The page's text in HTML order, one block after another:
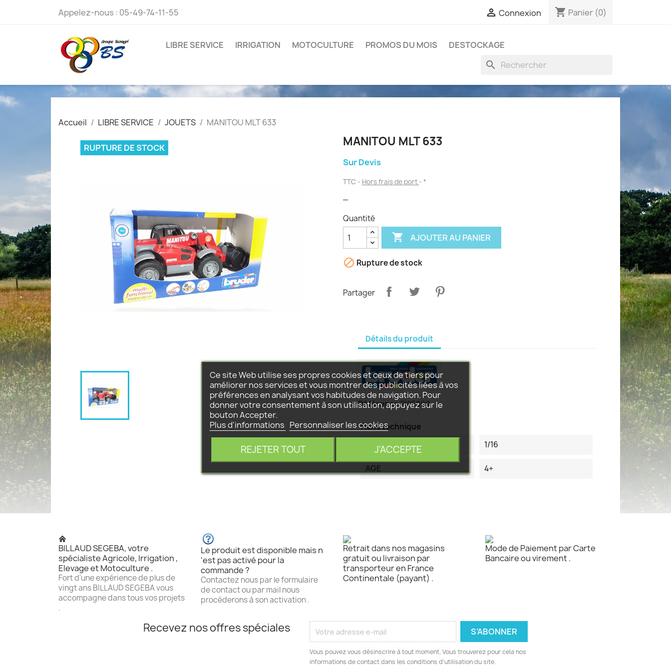
Appelez-nous : 05-49-74-11-55  Connexion shopping_cart Panier (0)
LIBRE SERVICE IRRIGATION MOTOCULTURE PROMOS DU MOIS DESTOCKAGE
search
Accueil LIBRE SERVICE JOUETS MANITOU MLT 633
RUPTURE DE STOCK MANITOU MLT 633
Sur Devis
TTC Hors frais de port *
Quantité
 AJOUTER AU PANIER
 Rupture de stock
Partager
Détails du produit
RéférenceP|85899
Fiche technique
ECHELLE
1/16
AGE 4+
BILLAUD SEGEBA, votre
spécialiste Agricole, Irrigation ,
Elevage et Motoculture .
Fort d'une expérience de plus de
vingt ans BILLAUD SEGEBA vous
accompagne dans tous vos projets
.
Le produit est disponible mais n
'est pas activé pour la
commande ?
Contactez nous par le formulaire
de contact ou par mail nous
procéderons à son activation .
Retrait dans nos magasins
gratuit ou livraison par
transporteur en France
Continentale (payant) .
Mode de Paiement par Carte
Bancaire ou virement .
Recevez nos offres spéciales
Vous pouvez vous désinscrire à tout moment. Vous trouverez pour cela nos
informations de contact dans les conditions d'utilisation du site.
Ce site Web utilise ses propres cookies et ceux de tiers pour
améliorer nos services et vous montrer des publicités liées à vos
préférences en analysant vos habitudes de navigation. Pour
donner votre consentement à son utilisation, appuyez sur le
bouton Accepter.
Plus d'informations Personnaliser les cookies
REJETER TOUT J'ACCEPTE